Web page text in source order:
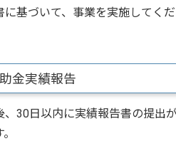
に基づいて、事業を実施してくだ
金実績報告
、30日以内に実績報告書の提出